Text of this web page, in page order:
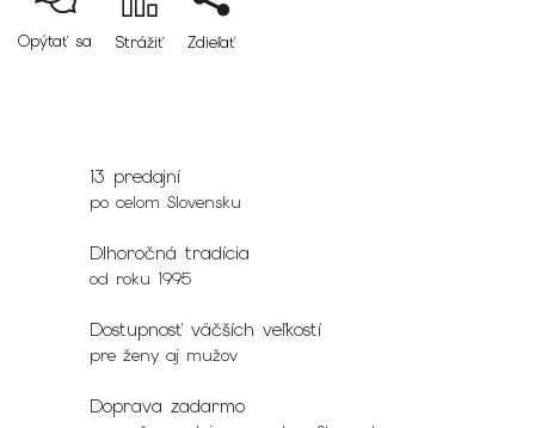
Opýtať sa Strážiť Zdieľať
13 predajní
po celom Slovensku
Dlhoročná tradícia
od roku 1995
Dostupnosť väčších veľkostí
pre ženy aj mužov
Doprava zadarmo